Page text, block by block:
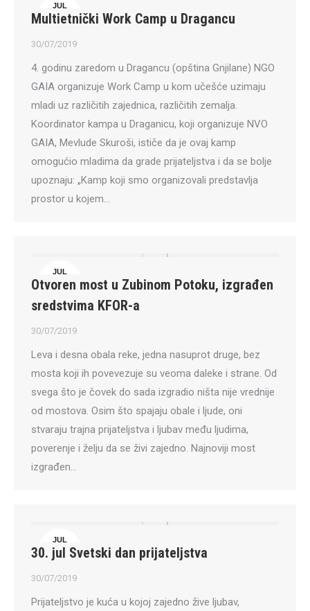
JUL
30
Multietnički Work Camp u Dragancu
30/07/2019
4. godinu zaredom u Dragancu (opština Gnjilane) NGO
GAIA organizuje Work Camp u kom učešće uzimaju
mladi uz različitih zajednica, različitih zemalja.
Koordinator kampa u Draganicu, koji organizuje NVO
GAIA, Mevlude Skuroši, ističe da je ovaj kamp
omogućio mladima da grade prijateljstva i da se bolje
upoznaju: „Kamp koji smo organizovali predstavlja
prostor u kojem…
JUL
30
Otvoren most u Zubinom Potoku, izgrađen
sredstvima KFOR-a
30/07/2019
Leva i desna obala reke, jedna nasuprot druge, bez
mosta koji ih povevezuje su veoma daleke i strane. Od
svega što je čovek do sada izgradio ništa nije vrednije
od mostova. Osim što spajaju obale i ljude, oni
stvaraju trajna prijateljstva i ljubav među ljudima,
poverenje i želju da se živi zajedno. Najnoviji most
izgrađen…
JUL
30
30. jul Svetski dan prijateljstva
30/07/2019
Prijateljstvo je kuća u kojoj zajedno žive ljubav,